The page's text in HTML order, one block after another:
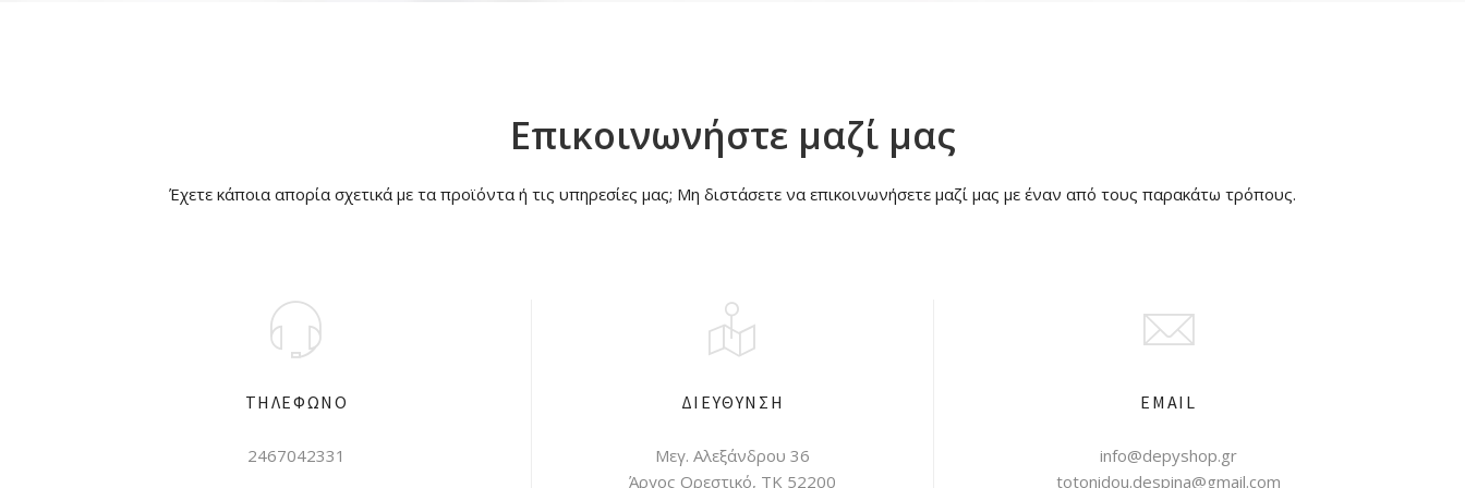
Επικοινωνήστε μαζί μας
Έχετε κάποια απορία σχετικά με τα προϊόντα ή τις υπηρεσίες μας; Μη διστάσετε να επικοινωνήσετε μαζί μας με έναν από τους παρακάτω τρόπους.
ΤΗΛΕΦΩΝΟ
2467042331
ΔΙΕΥΘΥΝΣΗ
Μεγ. Αλεξάνδρου 36
Άργος Ορεστικό, ΤΚ 52200
EMAIL
info@depyshop.gr
totonidou.despina@gmail.com